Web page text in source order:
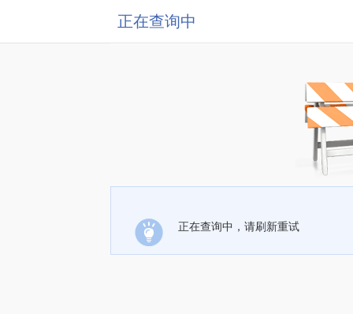
正在查询中
正在查询中，请刷新重试